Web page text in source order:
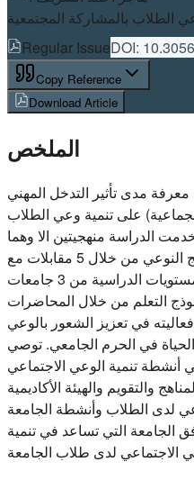
الطلاب بالمشاركة المجتمعية
Regular IssueDOI:
Copy Reference
Download Article
الملخص
مدى تأثير التدخل المهني
على تنمية وعي الطلاب
الدراسة منهجيتين الا وهما
مراجعة الادبيات واستخدام المنهج النوعي من خلال 5 مقابلات مع
طلاب جامعيين من مختلف المستويات الدراسية من 3 جامعات
التعلم من خلال المحاضرات
في تعزيز الشعور بالوعي
في الحرم الجامعي. توصي
أنشطة تنمية الوعي الاجتماعي
والتقويم والهيئة الأكاديمية
لدى الطلاب وأنشطة الجامعة
الجامعة التي تساعد في تنمية